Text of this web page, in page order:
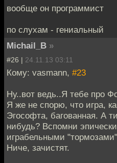
вообще он программист
по слухам - гениальный
Michail_B »
#26 | 24.11.13 03:11
Кому: vasmann, #23
Ну..вот ведь..Я тебе про
Я же не спорю, что игра,
Эгософта, багованная. А
нибудь? Вспомни
играбельными
Ниче, зачистят.